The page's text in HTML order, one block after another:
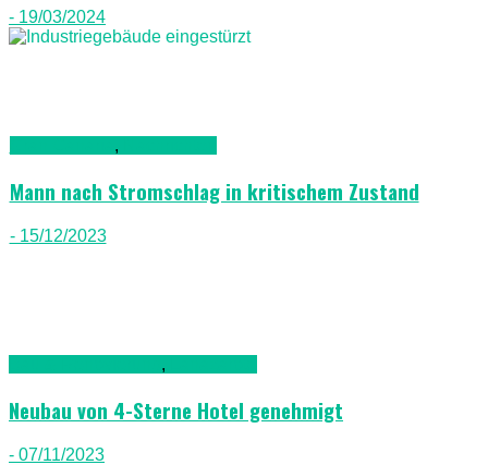
- 19/03/2024
,
Mann nach Stromschlag in kritischem Zustand
- 15/12/2023
,
Neubau von 4-Sterne Hotel genehmigt
- 07/11/2023